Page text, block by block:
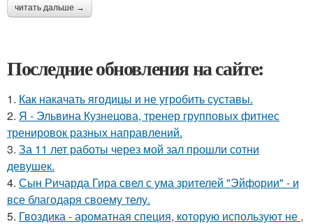
читать дальше →
Последние обновления на сайте:
1. Как накачать ягодицы и не угробить суставы.
2. Я - Эльвина Кузнецова, тренер групповых фитнес
тренировок разных направлений.
3. За 11 лет работы через мой зал прошли сотни
девушек.
4. Сын Ричарда Гира свел с ума зрителей "Эйфории" - и
все благодаря своему телу.
5. Гвоздика - ароматная специя, которую используют не ,